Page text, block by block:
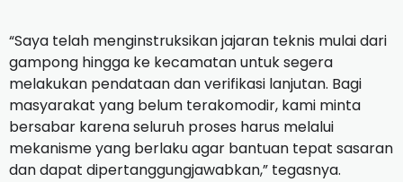
“Saya telah menginstruksikan jajaran teknis mulai dari
gampong hingga ke kecamatan untuk segera
melakukan pendataan dan verifikasi lanjutan. Bagi
masyarakat yang belum terakomodir, kami minta
bersabar karena seluruh proses harus melalui
mekanisme yang berlaku agar bantuan tepat sasaran
dan dapat dipertanggungjawabkan,” tegasnya.